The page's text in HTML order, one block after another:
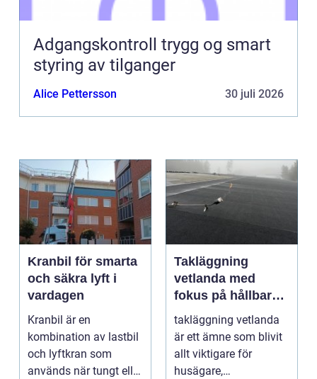
Adgangskontroll trygg og smart
styring av tilganger
Alice Pettersson 30 juli 2026
Kranbil för smarta
och säkra lyft i
vardagen
Kranbil är en
kombination av lastbil
och lyftkran som
används när tungt eller
Takläggning
vetlanda med
fokus på hållbara
tak och trygga hus
takläggning vetlanda
är ett ämne som blivit
allt viktigare för
husägare,